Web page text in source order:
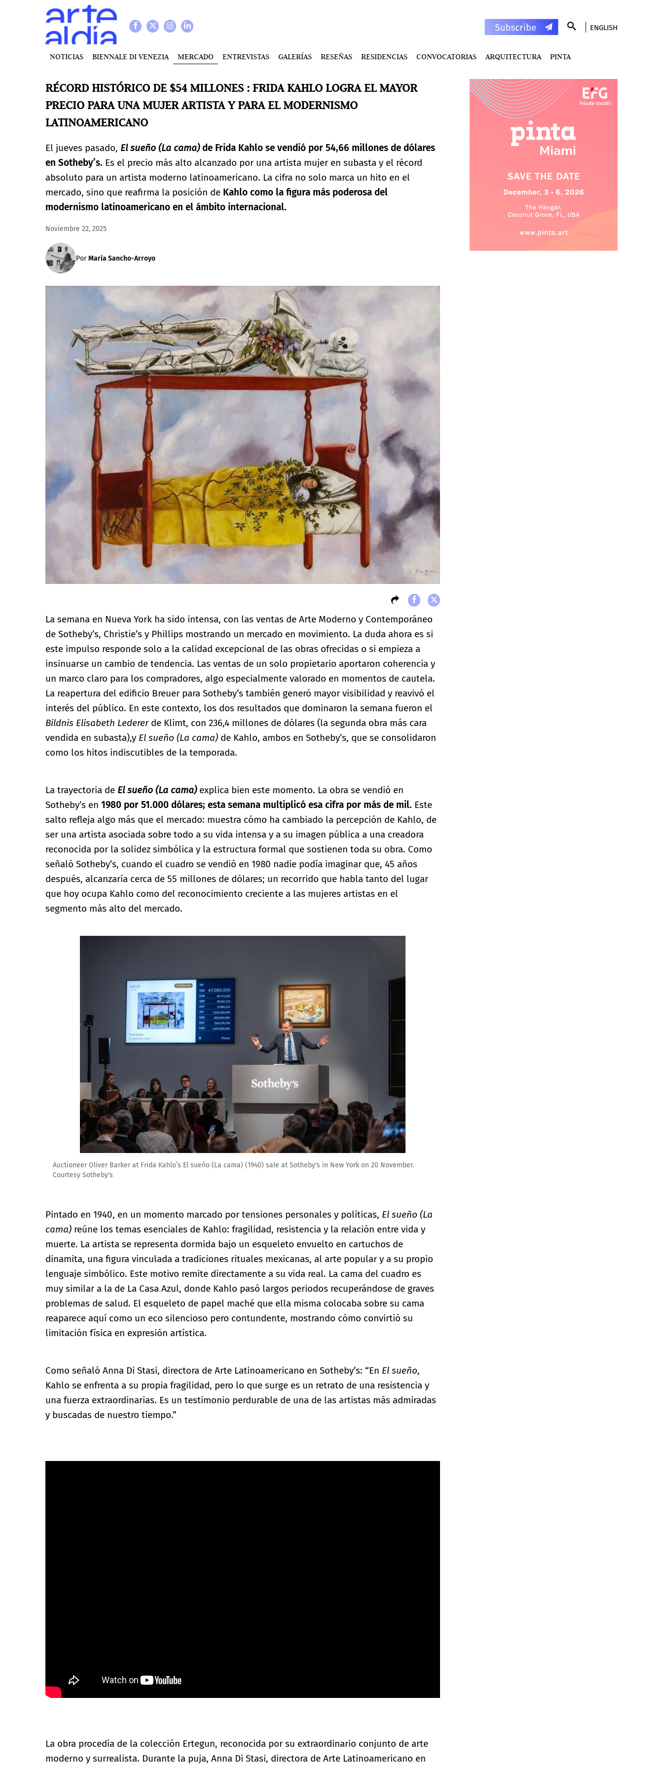
ENGLISH
NOTICIAS BIENNALE DI VENEZIA MERCADO ENTREVISTAS GALERÍAS RESEÑAS RESIDENCIAS CONVOCATORIAS ARQUITECTURA PINTA
RÉCORD HISTÓRICO DE $54 MILLONES : FRIDA KAHLO LOGRA EL MAYOR
PRECIO PARA UNA MUJER ARTISTA Y PARA EL MODERNISMO
LATINOAMERICANO
El jueves pasado, El sueño (La cama)de Frida Kahlo se vendió por 54,66 millones de dólares
en Sotheby’s. Es el precio más alto alcanzado por una artista mujer en subasta y el récord
absoluto para un artista moderno latinoamericano. La cifra no solo marca un hito en el
mercado, sino que reafirma la posición de Kahlo como la figura más poderosa del
modernismo latinoamericano en el ámbito internacional.
Noviembre 22, 2025
PorMaría Sancho-Arroyo
La semana en Nueva York ha sido intensa, con las ventas de Arte Moderno y Contemporáneo
de Sotheby’s, Christie’s y Phillips mostrando un mercado en movimiento. La duda ahora es si
este impulso responde solo a la calidad excepcional de las obras ofrecidas o si empieza a
insinuarse un cambio de tendencia. Las ventas de un solo propietario aportaron coherencia y
un marco claro para los compradores, algo especialmente valorado en momentos de cautela.
La reapertura del edificio Breuer para Sotheby’s también generó mayor visibilidad y reavivó el
interés del público. En este contexto, los dos resultados que dominaron la semana fueron el
Bildnis Elisabeth Ledererde Klimt, con 236,4 millones de dólares (la segunda obra más cara
vendida en subasta),y El sueño (La cama) de Kahlo, ambos en Sotheby’s, que se consolidaron
como los hitos indiscutibles de la temporada.
La trayectoria de El sueño (La cama)explica bien este momento. La obra se vendió en
Sotheby’s en 1980 por 51.000 dólares; esta semana multiplicó esa cifra por más de mil. Este
salto refleja algo más que el mercado: muestra cómo ha cambiado la percepción de Kahlo, de
ser una artista asociada sobre todo a su vida intensa y a su imagen pública a una creadora
reconocida por la solidez simbólica y la estructura formal que sostienen toda su obra. Como
señaló Sotheby’s, cuando el cuadro se vendió en 1980 nadie podía imaginar que, 45 años
después, alcanzaría cerca de 55 millones de dólares; un recorrido que habla tanto del lugar
que hoy ocupa Kahlo como del reconocimiento creciente a las mujeres artistas en el
segmento más alto del mercado.
Auctioneer Oliver Barker at Frida Kahlo’s El sueño (La cama) (1940) sale at Sotheby's in New York on 20 November.
Courtesy Sotheby's
Pintado en 1940, en un momento marcado por tensiones personales y políticas, El sueño (La
cama) reúne los temas esenciales de Kahlo: fragilidad, resistencia y la relación entre vida y
muerte. La artista se representa dormida bajo un esqueleto envuelto en cartuchos de
dinamita, una figura vinculada a tradiciones rituales mexicanas, al arte popular y a su propio
lenguaje simbólico. Este motivo remite directamente a su vida real. La cama del cuadro es
muy similar a la de La Casa Azul, donde Kahlo pasó largos periodos recuperándose de graves
problemas de salud. El esqueleto de papel maché que ella misma colocaba sobre su cama
reaparece aquí como un eco silencioso pero contundente, mostrando cómo convirtió su
limitación física en expresión artística.
Como señaló Anna Di Stasi, directora de Arte Latinoamericano en Sotheby’s: “En El sueño,
Kahlo se enfrenta a su propia fragilidad, pero lo que surge es un retrato de una resistencia y
una fuerza extraordinarias. Es un testimonio perdurable de una de las artistas más admiradas
y buscadas de nuestro tiempo.”
La obra procedía de la colección Ertegun, reconocida por su extraordinario conjunto de arte
moderno y surrealista. Durante la puja, Anna Di Stasi, directora de Arte Latinoamericano en